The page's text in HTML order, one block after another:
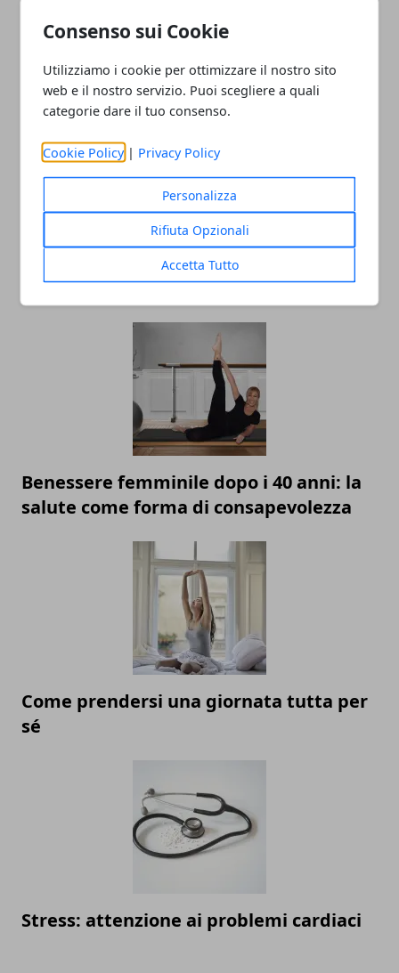
Consenso sui Cookie
Utilizziamo i cookie per ottimizzare il nostro sito
web e il nostro servizio. Puoi scegliere a quali
categorie dare il tuo consenso.
Cookie Policy | Privacy Policy
Personalizza
Rifiuta Opzionali
Accetta Tutto
Redazione
ARTICOLI CORRELATI
Benessere femminile dopo i 40 anni: la
salute come forma di consapevolezza
Come prendersi una giornata tutta per
sé
Stress: attenzione ai problemi cardiaci